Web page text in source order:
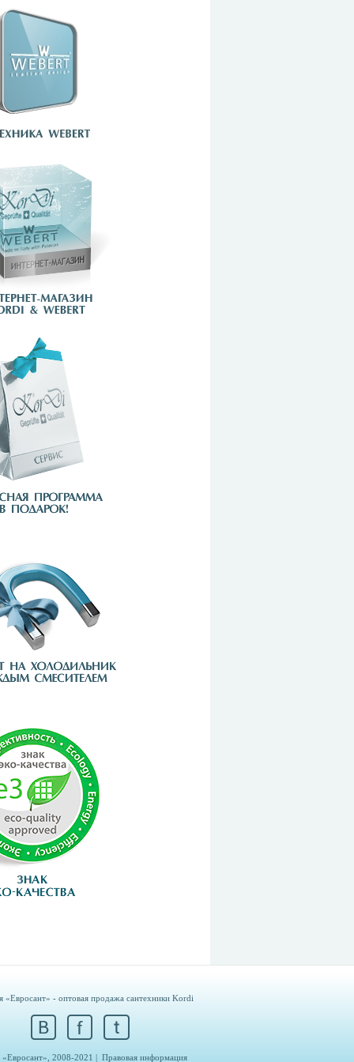
«Евросант» - оптовая продажа сантехники Kordi
2008-2021 | Правовая информация